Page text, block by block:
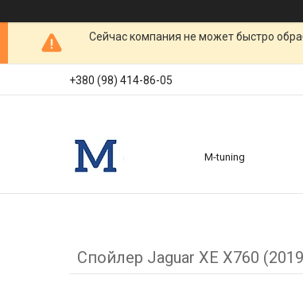
Сейчас компания не может быстро
+380 (98) 414-86-05
M-tuning
Спойлер Jaguar XE X760